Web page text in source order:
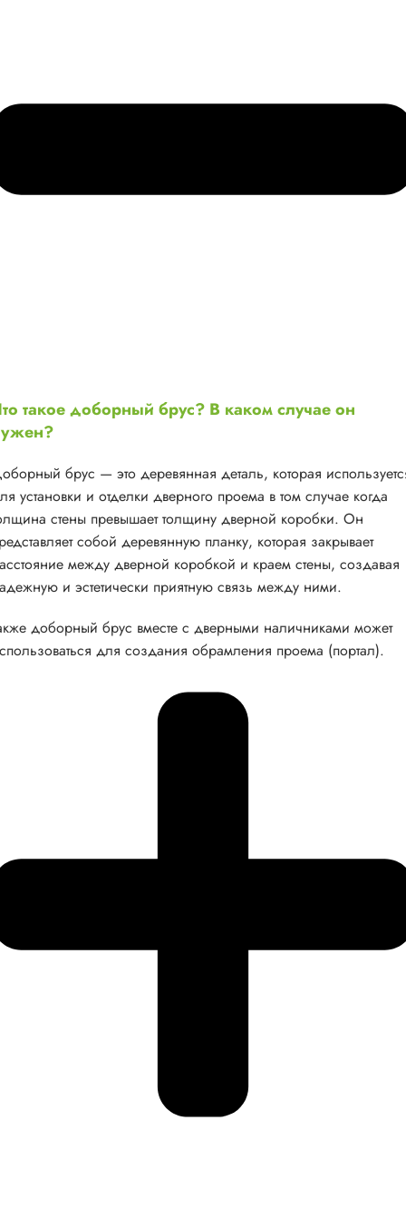
такое доборный брус? В каком случае он
брус — это деревянная деталь, которая
установки и отделки дверного проема в том случае когда
стены превышает толщину дверной коробки. Он
собой деревянную планку, которая закрывает
между дверной коробкой и краем стены, создавая
и эстетически приятную связь между ними.
доборный брус вместе с дверными наличниками может
для создания обрамления проема (портал).